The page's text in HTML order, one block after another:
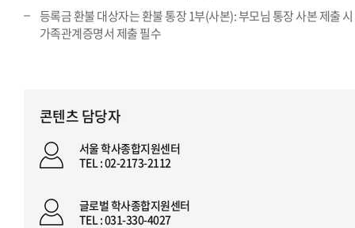
등록금 환불 대상자는 환불 통장 1부(사본): 부모님 통장 사본 제출 시
가족관계증명서 제출 필수
콘텐츠 담당자
서울 학사종합지원센터
TEL : 02-2173-2112
글로벌 학사종합지원센터
TEL : 031-330-4027